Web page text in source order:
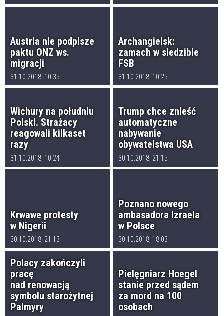
Austria nie podpisze
paktu ONZ ws.
migracji
31.10.2018, 10:35
Archangielsk:
zamach w siedzibie
FSB
31.10.2018, 10:25
Wichury na południu
Polski. Strażacy
reagowali kilkaset
razy
31.10.2018, 10:24
Trump chce znieść
automatyczne
nabywanie
obywatelstwa USA
30.10.2018, 21:15
Krwawe protesty
w Nigerii
30.10.2018, 21:13
Poznano nowego
ambasadora Izraela
w Polsce
30.10.2018, 18:03
Polacy zakończyli
pracę
nad renowacją
symbolu starożytnej
Palmyry
Pielęgniarz Hoegel
stanie przed sądem
za mord na 100
osobach